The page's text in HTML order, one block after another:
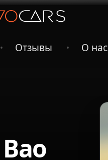
• Отзывы • О нас